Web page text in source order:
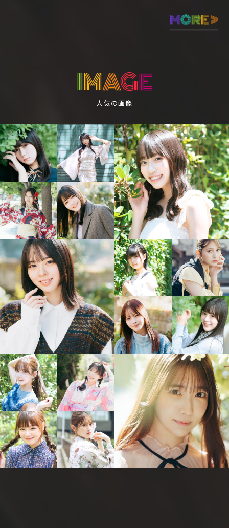
ました「アンジェラ芽衣」
IMAGE
人気の画像